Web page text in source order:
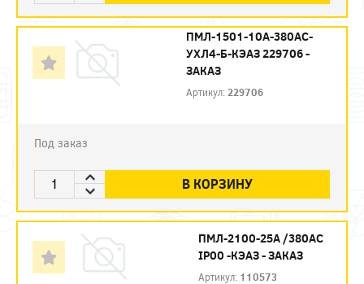
ПМЛ-1501-10А-380AC-
УХЛ4-Б-КЭАЗ 229706 -
ЗАКАЗ
Артикул: 229706
Под заказ
В КОРЗИНУ
ПМЛ-2100-25А /380АС
IP00 -КЭАЗ - ЗАКАЗ
Артикул: 110573